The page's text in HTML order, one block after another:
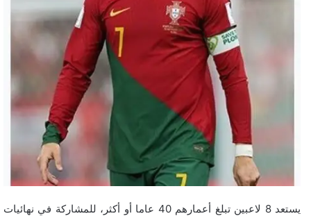
إ
ل
ك
ت
ي
ا
يستعد 8 لاعبين تبلغ أعمارهم 40 عاما أو أكثر، للمشاركة في نهائيات